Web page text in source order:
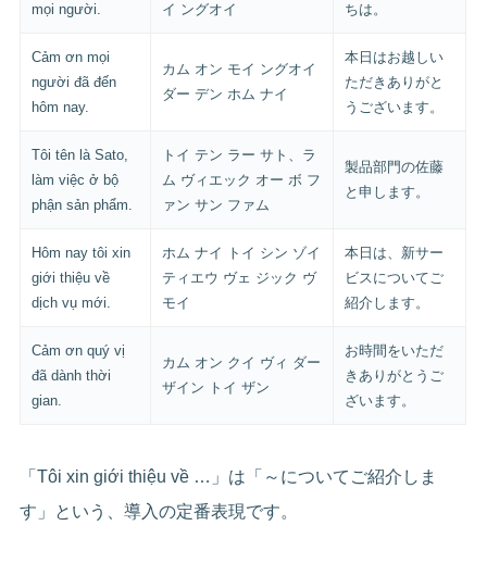
mọi người.
イ ングオイ
ちは。
Cảm ơn mọi
người đã đến
hôm nay.
カム オン モイ ングオイ
ダー デン ホム ナイ
本日はお越しい
ただきありがと
うございます。
Tôi tên là Sato,
làm việc ở bộ
phận sản phẩm.
トイ テン ラー サト、ラ
ム ヴィエック オー ボ フ
ァン サン ファム
製品部門の佐藤
と申します。
Hôm nay tôi xin
giới thiệu về
dịch vụ mới.
ホム ナイ トイ シン ゾイ
ティエウ ヴェ ジック ヴ
モイ
本日は、新サー
ビスについてご
紹介します。
Cảm ơn quý vị
đã dành thời
gian.
カム オン クイ ヴィ ダー
ザイン トイ ザン
お時間をいただ
きありがとうご
ざいます。
「Tôi xin giới thiệu về …」は「～についてご紹介しま
す」という、導入の定番表現です。